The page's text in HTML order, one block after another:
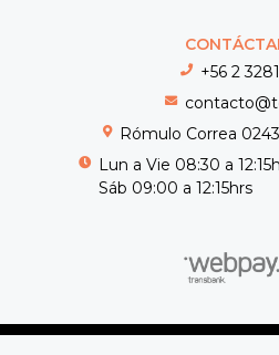
+56 2
Rómulo Correa
Lun a Vie 08:30 a
Sáb 09:00 a 12:15hrs
Teslak ©